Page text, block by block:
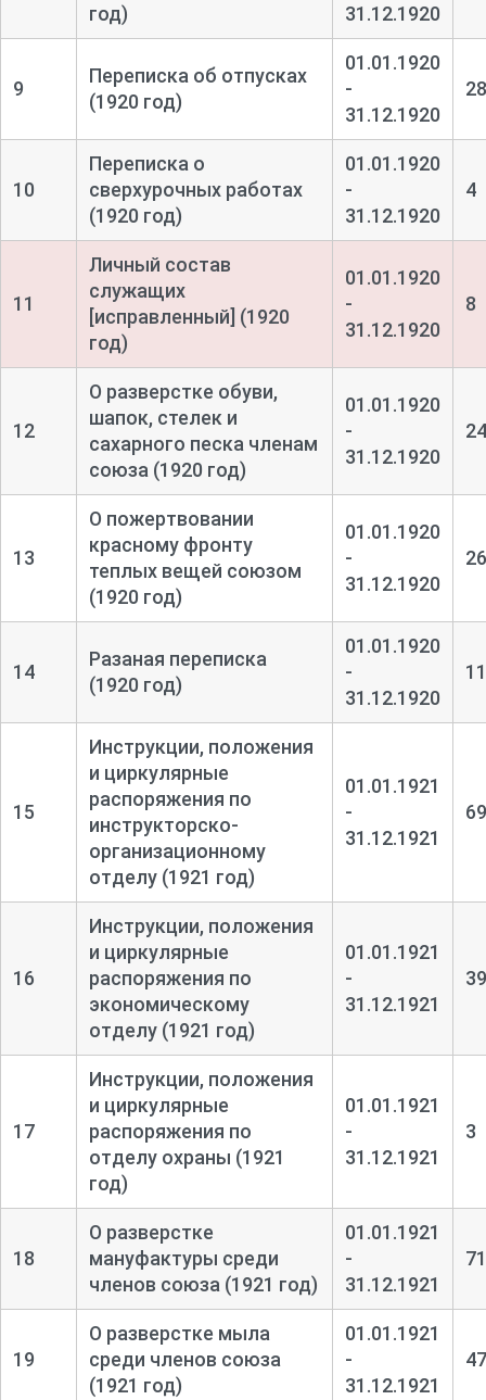
год)
31.12.1920
9
Переписка об отпусках
(1920 год)
01.01.1920
-
31.12.1920
28
10
Переписка о
сверхурочных работах
(1920 год)
01.01.1920
-
31.12.1920
4
11
Личный состав
служащих
[исправленный] (1920
год)
01.01.1920
-
31.12.1920
8
12
О разверстке обуви,
шапок, стелек и
сахарного песка членам
союза (1920 год)
01.01.1920
-
31.12.1920
24
13
О пожертвовании
красному фронту
теплых вещей союзом
(1920 год)
01.01.1920
-
31.12.1920
26
14
Разаная переписка
(1920 год)
01.01.1920
-
31.12.1920
15
Инструкции, положения
и циркулярные
распоряжения по
инструкторско-
организационному
отделу (1921 год)
01.01.1921
-
31.12.1921
69
16
Инструкции, положения
и циркулярные
распоряжения по
экономическому
отделу (1921 год)
01.01.1921
-
31.12.1921
39
17
Инструкции, положения
и циркулярные
распоряжения по
отделу охраны (1921
год)
01.01.1921
-
31.12.1921
3
18
О разверстке
мануфактуры среди
членов союза (1921 год)
01.01.1921
-
31.12.1921
71
19
О разверстке мыла
среди членов союза
(1921 год)
01.01.1921
-
31.12.1921
47